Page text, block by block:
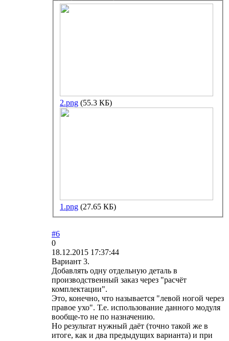
2.png (55.3 КБ)
1.png (27.65 КБ)
#6
0
18.12.2015 17:37:44
Вариант 3.
Добавлять одну отдельную деталь в
производственный заказ через "расчёт
комплектации".
Это, конечно, что называется "левой ногой через
правое ухо". Т.е. использование данного модуля
вообще-то не по назначению.
Но результат нужный даёт (точно такой же в
итоге, как и два предыдущих варианта) и при